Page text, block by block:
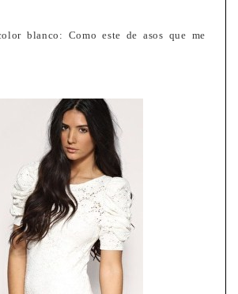
blanco: Como este de asos que me